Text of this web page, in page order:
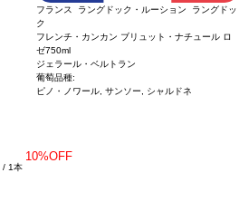
フランス ラングドック・ルーション ラングドッ
ク
フレンチ・カンカン ブリュット・ナチュール ロ
ゼ750ml
ジェラール・ベルトラン
葡萄品種:
ピノ・ノワール, サンソー, シャルドネ
/ 1本
10%OFF